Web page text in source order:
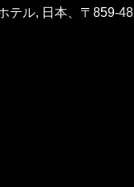
テル, 日本、〒859-